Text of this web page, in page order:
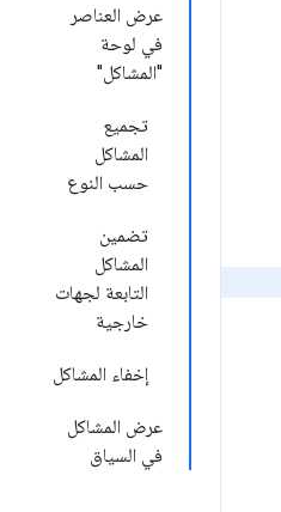
عرض العناصر
في لوحة
"المشاكل"
تجميع
المشاكل
حسب النوع
تضمين
المشاكل
التابعة لجهات
خارجية
إخفاء المشاكل
عرض المشاكل
في السياق